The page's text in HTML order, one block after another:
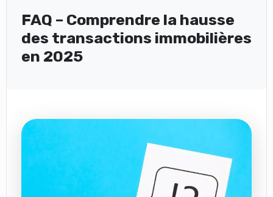
FAQ – Comprendre la hausse
des transactions immobilières
en 2025